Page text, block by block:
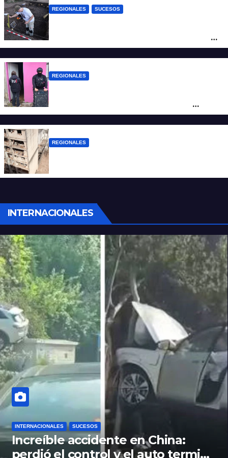
REGIONALES SUCESOS
de San Antonio de Obligado
REGIONALES
violencia armada
REGIONALES
INTERNACIONALES
INTERNACIONALES SUCESOS
Increíble accidente en China:
perdió el control y el auto terminó